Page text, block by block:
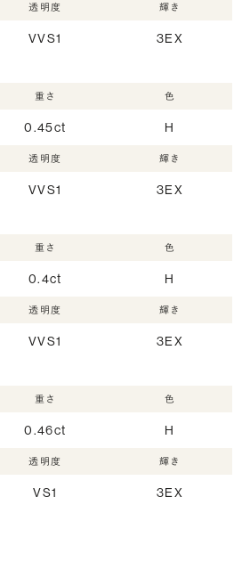
透明度
VVS1
輝き
3EX
重さ
0.45ct
色
H
透明度
VVS1
輝き
3EX
重さ
0.4ct
色
H
透明度
VVS1
輝き
3EX
重さ
0.46ct
色
H
透明度
VS1
輝き
3EX